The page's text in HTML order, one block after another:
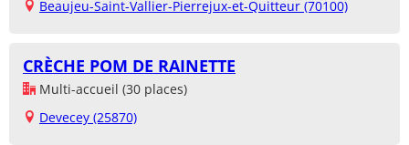
Beaujeu-Saint-Vallier-Pierrejux-et-Quitteur (70100)
CRÈCHE POM DE RAINETTE
Multi-accueil (30 places)
Devecey (25870)